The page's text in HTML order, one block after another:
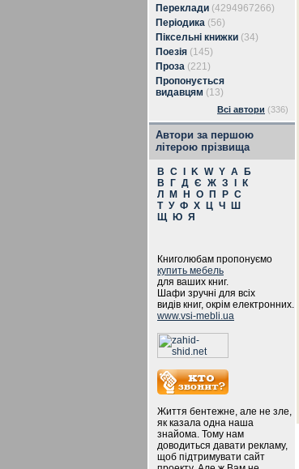
Переклади (4294967266)
Періодика (56)
Піксельні книжки (34)
Поезія (145)
Проза (221)
Пропонується
видавцям (13)
Всі автори (336)
Автори за першою
літерою прізвища
B C K W Y А
Б
В
Г Д Є Ж З
К
Л
М Н О П Р С
Т У Ф Х Ц Ч
Ш
Щ
Ю Я
Книголюбам пропонуємо
купить мебель
для ваших книг.
Шафи зручні для всіх
видів книг, окрім електронних.
www.vsi-mebli.ua
Життя бентежне, але не зле,
як казала одна наша
знайома. Тому нам
доводиться давати рекламу,
щоб підтримувати сайт